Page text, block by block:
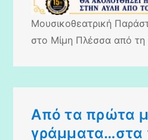
Μουσικοθεατρική
στο Μίμη Πλέσσα από
Από τα πρώτα
γράμματα…στα